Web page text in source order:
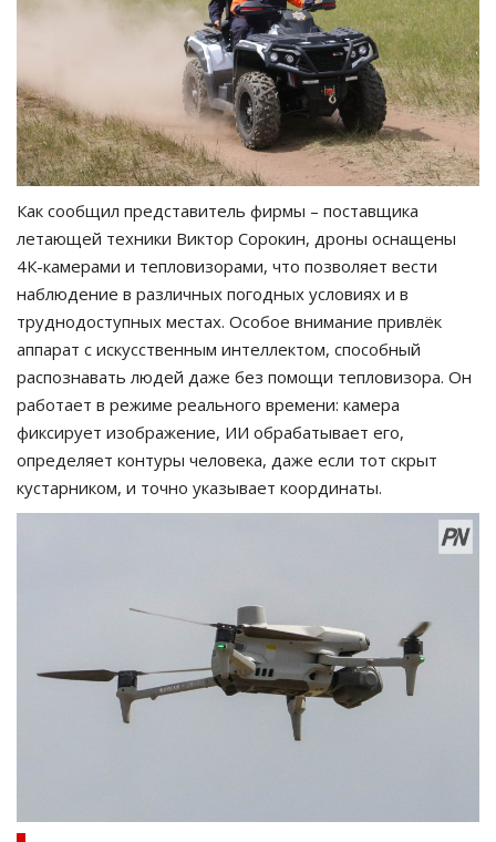
Как сообщил представитель фирмы – поставщика
летающей техники Виктор Сорокин, дроны оснащены
4К-камерами и тепловизорами, что позволяет вести
наблюдение в различных погодных условиях и в
труднодоступных местах. Особое внимание привлёк
аппарат с искусственным интеллектом, способный
распознавать людей даже без помощи тепловизора. Он
работает в режиме реального времени: камера
фиксирует изображение, ИИ обрабатывает его,
определяет контуры человека, даже если тот скрыт
кустарником, и точно указывает координаты.